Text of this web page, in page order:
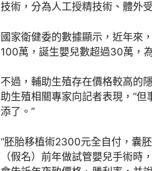
技術，分為人工授精技術、體外
國家衛健委的數據顯示，近年來
100萬，誕生嬰兒數超過30萬，
不過，輔助生殖存在價格較高的
助生殖相關專家向記者表現，“
添了。”
“胚胎移植術2300元全自付，囊
（假名）前年做試管嬰兒手術時